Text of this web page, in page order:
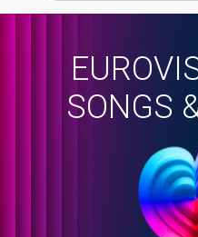
SONGS